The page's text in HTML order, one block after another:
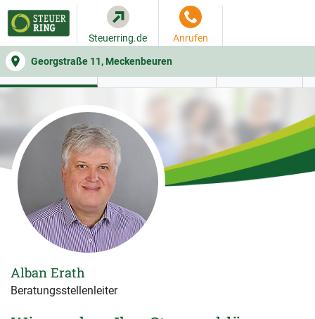
Georgstraße 11, Meckenbeuren
Steuerring.de Anrufen
WER SIE BERÄT BEITRAGSRECHNER
Alban Erath
Beratungsstellenleiter